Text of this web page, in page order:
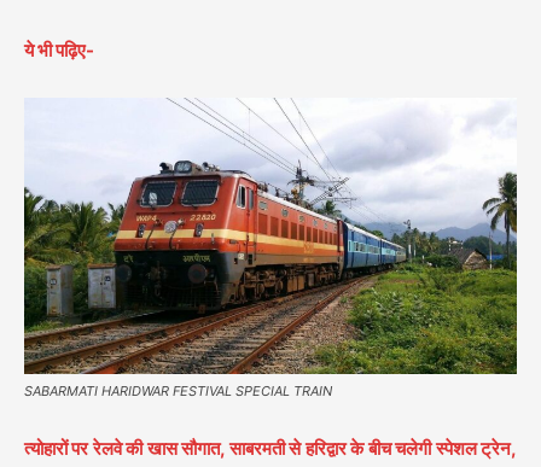
ये भी पढ़िए-
SABARMATI HARIDWAR FESTIVAL SPECIAL TRAIN
त्योहारों पर रेलवे की खास सौगात, साबरमती से हरिद्वार के बीच चलेगी स्पेशल ट्रेन,